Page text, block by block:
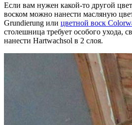
Если вам нужен какой-то другой
воском можно нанести масляную
Grundierung или цветной воск
столешница требует особого ухода,
нанести Hartwachsol в 2 слоя.